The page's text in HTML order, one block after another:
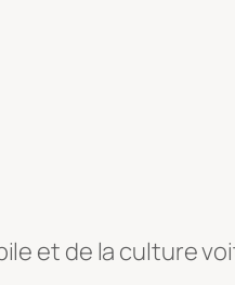
et de la culture